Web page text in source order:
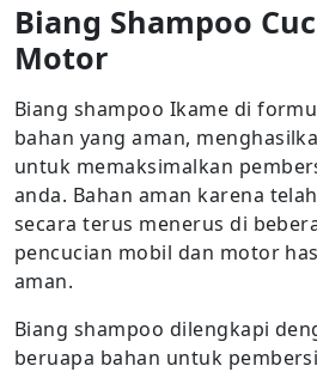
Biang Shampoo
Motor
Biang shampoo Ikame di
bahan yang aman,
untuk memaksimalkan
anda. Bahan aman karena
secara terus menerus di
pencucian mobil dan motor
aman.
Biang shampoo dilengkapi
beruapa bahan untuk